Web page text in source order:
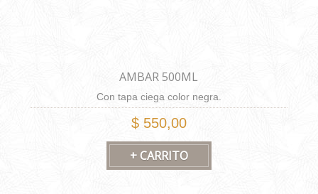
AMBAR 500ML
Con tapa ciega color negra.
$ 550,00